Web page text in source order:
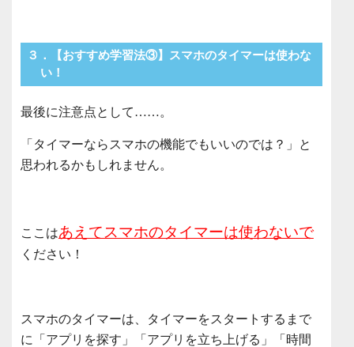
３．【おすすめ学習法③】スマホのタイマーは使わな
い！
最後に注意点として……。
「タイマーならスマホの機能でもいいのでは？」と
思われるかもしれません。
ここはあえてスマホのタイマーは使わないで
ください！
スマホのタイマーは、タイマーをスタートするまで
に「アプリを探す」「アプリを立ち上げる」「時間